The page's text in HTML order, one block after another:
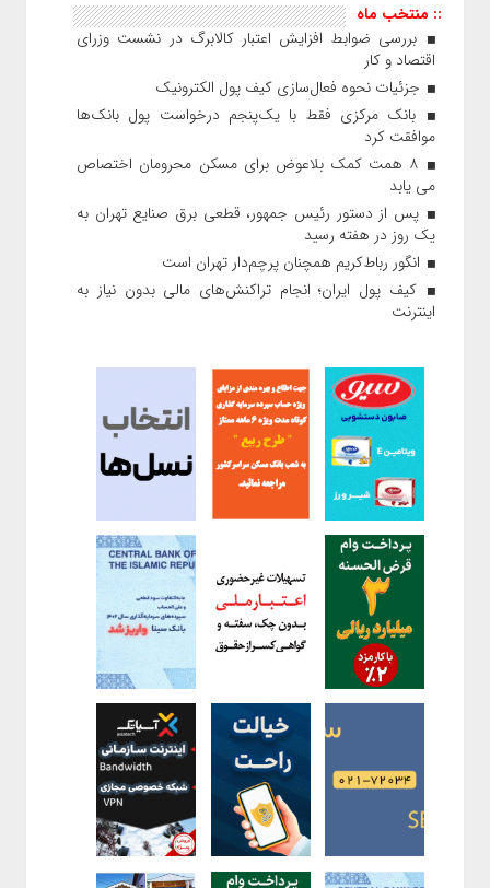
:: منتخب ماه
بررسی ضوابط افزایش اعتبار کالابرگ در نشست وزرای
اقتصاد و کار
جزئیات نحوه فعال‌سازی کیف پول الکترونیک
بانک مرکزی فقط با یک‌‎پنجم درخواست پول بانک‌ها
موافقت کرد
۸ همت کمک بلاعوض برای مسکن محرومان اختصاص
می یابد
پس از دستور رئیس‌ جمهور، قطعی برق صنایع تهران به
یک روز در هفته رسید
انگور رباط‌کریم همچنان پرچم‌دار تهران است
کیف پول ایران؛ انجام تراکنش‌های مالی بدون نیاز به
اینترنت